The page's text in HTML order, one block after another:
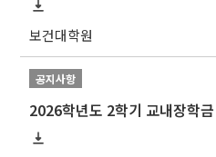
보건대학원
공지사항
2026학년도 2학기 교내장학